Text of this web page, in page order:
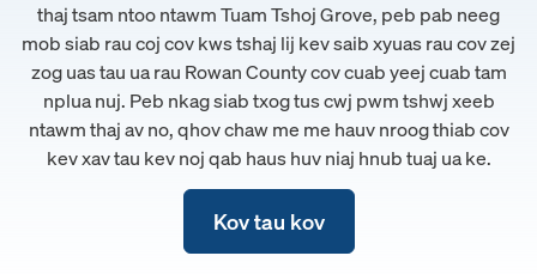
thaj tsam ntoo ntawm Tuam Tshoj Grove, peb pab neeg
mob siab rau coj cov kws tshaj lij kev saib xyuas rau cov zej
zog uas tau ua rau Rowan County cov cuab yeej cuab tam
nplua nuj. Peb nkag siab txog tus cwj pwm tshwj xeeb
ntawm thaj av no, qhov chaw me me hauv nroog thiab cov
kev xav tau kev noj qab haus huv niaj hnub tuaj ua ke.
Kov tau kov